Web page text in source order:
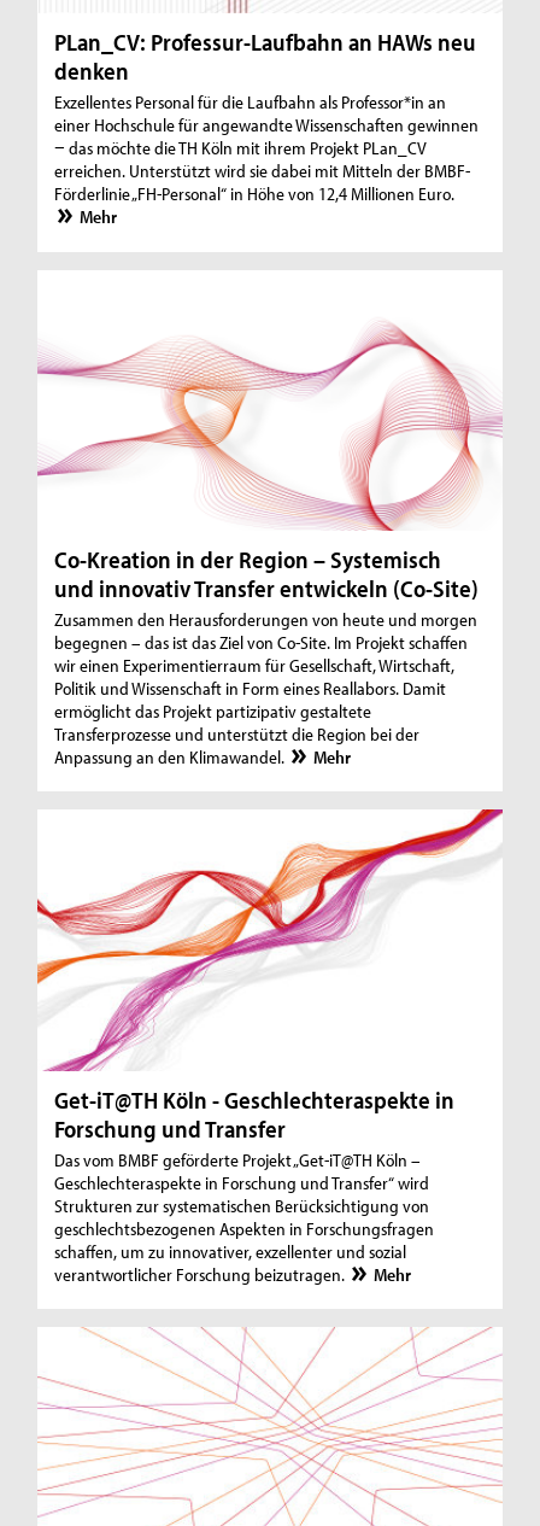
PLan_CV: Professur-Laufbahn an HAWs neu
denken
Exzellentes Personal für die Laufbahn als Professor*in an
einer Hochschule für angewandte Wissenschaften gewinnen
− das möchte die TH Köln mit ihrem Projekt PLan_CV
erreichen. Unterstützt wird sie dabei mit Mitteln der BMBF-
Förderlinie „FH-Personal“ in Höhe von 12,4 Millionen Euro.
Mehr
Co-Kreation in der Region – Systemisch
und innovativ Transfer entwickeln (Co-Site)
Zusammen den Herausforderungen von heute und morgen
begegnen – das ist das Ziel von Co-Site. Im Projekt schaffen
wir einen Experimentierraum für Gesellschaft, Wirtschaft,
Politik und Wissenschaft in Form eines Reallabors. Damit
ermöglicht das Projekt partizipativ gestaltete
Transferprozesse und unterstützt die Region bei der
Anpassung an den Klimawandel.
Mehr
Get-iT@TH Köln - Geschlechteraspekte in
Forschung und Transfer
Das vom BMBF geförderte Projekt „Get-iT@TH Köln –
Geschlechteraspekte in Forschung und Transfer“ wird
Strukturen zur systematischen Berücksichtigung von
geschlechtsbezogenen Aspekten in Forschungsfragen
schaffen, um zu innovativer, exzellenter und sozial
verantwortlicher Forschung beizutragen.
Mehr